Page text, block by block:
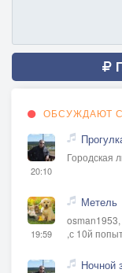
ОБСУЖДАЮТ
20:10
Городская
19:59
Метель
,с 10й
Ночной